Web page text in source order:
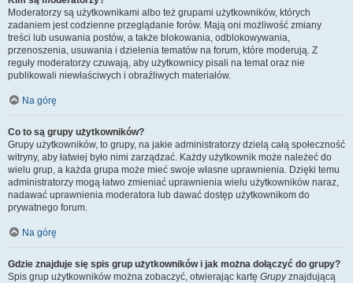
Moderatorzy są użytkownikami albo też grupami użytkowników, których
zadaniem jest codzienne przeglądanie forów. Mają oni możliwość zmiany
treści lub usuwania postów, a także blokowania, odblokowywania,
przenoszenia, usuwania i dzielenia tematów na forum, które moderują. Z
reguły moderatorzy czuwają, aby użytkownicy pisali na temat oraz nie
publikowali niewłaściwych i obraźliwych materiałów.
Na górę
Co to są grupy użytkowników?
Grupy użytkowników, to grupy, na jakie administratorzy dzielą całą społeczność
witryny, aby łatwiej było nimi zarządzać. Każdy użytkownik może należeć do
wielu grup, a każda grupa może mieć swoje własne uprawnienia. Dzięki temu
administratorzy mogą łatwo zmieniać uprawnienia wielu użytkowników naraz,
nadawać uprawnienia moderatora lub dawać dostęp użytkownikom do
prywatnego forum.
Na górę
Gdzie znajduje się spis grup użytkowników i jak można dołączyć do grupy?
Spis grup użytkowników można zobaczyć, otwierając kartę Grupyznajdującą